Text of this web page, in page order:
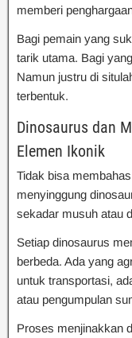
memberi
Bagi pemain yang
tarik utama. Bagi
Namun justru di
terbentuk.
Dinosaurus dan
Elemen Ikonik
Tidak bisa
menyinggung
sekadar musuh atau
Setiap dinosaurus
berbeda. Ada yang
untuk transportasi,
atau pengumpulan
Proses menjinakkan